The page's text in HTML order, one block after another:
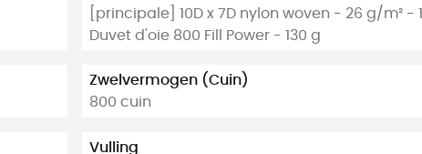
[principale] 10D x 7D nylon woven - 26 g/m² -
Duvet d'oie 800 Fill Power - 130 g
Zwelvermogen (Cuin)
800 cuin
Vulling